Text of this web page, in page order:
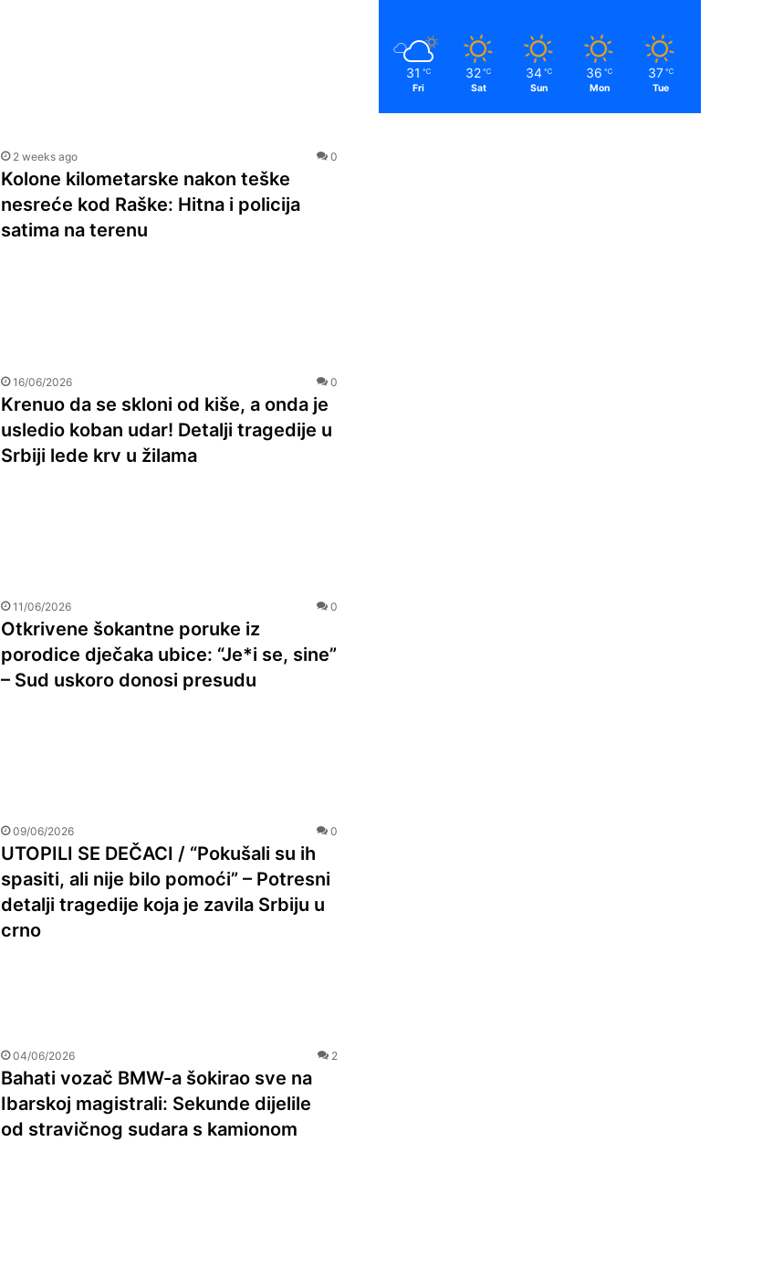
2 weeks ago 0
Kolone kilometarske nakon teške
nesreće kod Raške: Hitna i policija
satima na terenu
16/06/2026 0
Krenuo da se skloni od kiše, a onda je
usledio koban udar! Detalji tragedije u
Srbiji lede krv u žilama
11/06/2026 0
Otkrivene šokantne poruke iz
porodice dječaka ubice: “Je*i se, sine”
– Sud uskoro donosi presudu
09/06/2026 0
UTOPILI SE DEČACI / “Pokušali su ih
spasiti, ali nije bilo pomoći” – Potresni
detalji tragedije koja je zavila Srbiju u
crno
04/06/2026 2
Bahati vozač BMW-a šokirao sve na
Ibarskoj magistrali: Sekunde dijelile
od stravičnog sudara s kamionom
31 ℃
Fri
32 ℃
Sat
34 ℃
Sun
36 ℃
Mon
37 ℃
Tue